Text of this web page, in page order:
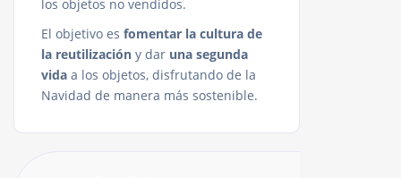
los objetos no vendidos.
El objetivo es fomentar la cultura de
la reutilización y dar una segunda
vida a los objetos, disfrutando de la
Navidad de manera más sostenible.